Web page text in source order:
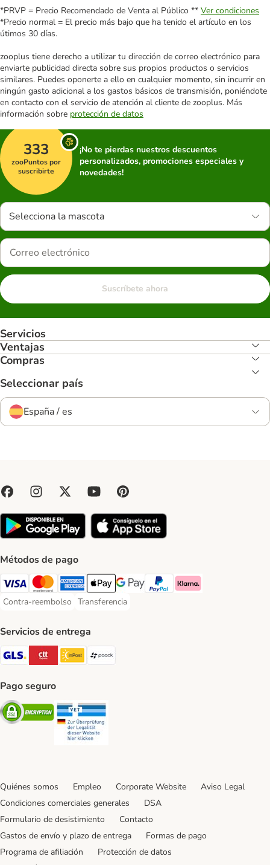
*PRVP = Precio Recomendado de Venta al Público ** Ver condiciones
*Precio normal = El precio más bajo que ha tenido el artículo en los
útimos 30 días.
zooplus tiene derecho a utilizar tu dirección de correo electrónico para
enviarte publicidad directa sobre sus propios productos o servicios
similares. Puedes oponerte a ello en cualquier momento, sin incurrir en
ningún gasto adicional a los gastos básicos de transmisión, poniéndote
en contacto con el servicio de atención al cliente de zooplus. Más
información sobre protección de datos
333
zooPuntos por
suscribirte
¡No te pierdas nuestros descuentos
personalizados, promociones especiales y
novedades!
Selecciona la mascota
Suscríbete ahora
Servicios
Ventajas
Compras
Seleccionar país
España / es
Métodos de pago
Visa Payment Method
Mastercard Payment Method
American Express Payment Method
Apple Pay Payment Method
Google Pay Payment Method
PayPal Payment Method
Klarna Payment Method
Contra-reembolso
Contra-reembolso Payment Method
Transferencia
Transferencia Payment Method
Servicios de entrega
GLS Shipping Method
CTTExpress Shipping Method
InPost Shipping Method
paack Shipping Method
Pago seguro
Security
Quiénes somos Empleo Corporate Website
Aviso Legal
Condiciones comerciales generales
DSA
Formulario de desistimiento
Contacto
Gastos de envío y plazo de entrega
Formas de pago
Programa de afiliación
Protección de datos